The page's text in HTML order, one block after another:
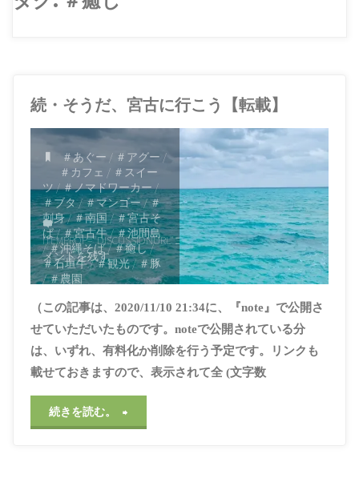
続・そうだ、宮古に行こう【転載】
＃あぐー / ＃アグー /
＃カフェ / ＃スイー
ツ/＃ノマドワーカー/
＃ブタ/＃マンゴー/＃
刺身/＃南国/＃宮古そ
ば/＃宮古牛/＃池間島
/＃沖縄そば/＃癒し/
＃石垣牛/＃観光/＃豚
/＃農園
2021年4月29日, 6:58
PM
ITEMPROP="DISCUSSIONURL"コ
メントを残す
（この記事は、2020/11/10 21:34に、『note』で公開さ
せていただいたものです。noteで公開されている分
は、いずれ、有料化か削除を行う予定です。リンクも
載せておきますので、表示されて全 (文字数
続きを読む。 "続・